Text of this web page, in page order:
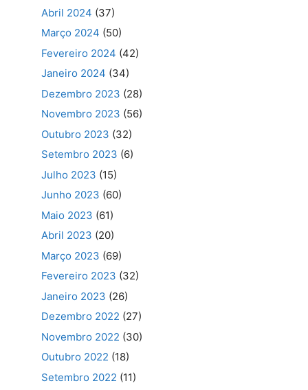
Abril 2024 (37)
Março 2024 (50)
Fevereiro 2024 (42)
Janeiro 2024 (34)
Dezembro 2023 (28)
Novembro 2023 (56)
Outubro 2023 (32)
Setembro 2023 (6)
Julho 2023 (15)
Junho 2023 (60)
Maio 2023 (61)
Abril 2023 (20)
Março 2023 (69)
Fevereiro 2023 (32)
Janeiro 2023 (26)
Dezembro 2022 (27)
Novembro 2022 (30)
Outubro 2022 (18)
Setembro 2022 (11)